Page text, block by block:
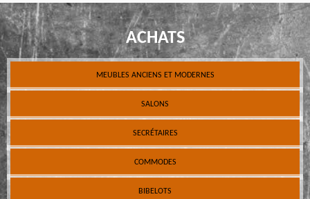
ACHATS
MEUBLES ANCIENS ET MODERNES
SALONS
SECRÉTAIRES
COMMODES
BIBELOTS